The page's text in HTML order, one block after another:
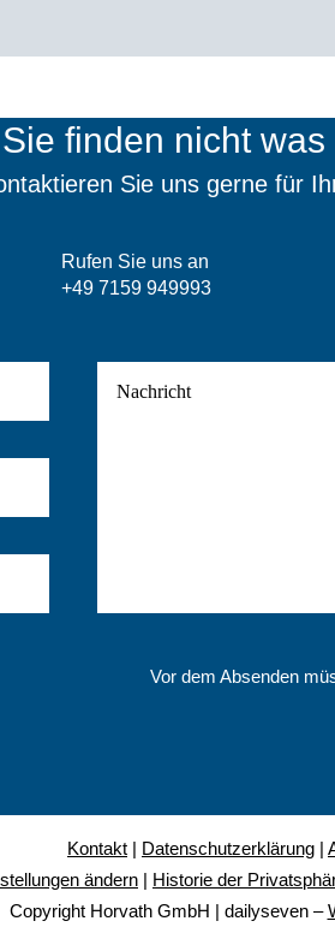
Sie finden nicht
Sie uns gerne für
Rufen Sie uns an
+49 7159 949993
Vor dem Absenden
Kontakt | Datenschutzerklärung |
ändern | Historie der
Copyright Horvath GmbH | dailyseven –